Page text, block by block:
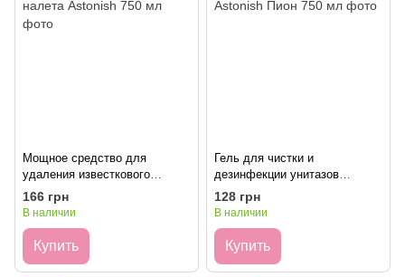
Мощное средство для
удаления известкового
налета Astonish 750 мл
166 грн
В наличии
Купить
Гель для чистки и
дезинфекции унитазов
Astonish Пион 750 мл
128 грн
В наличии
Купить